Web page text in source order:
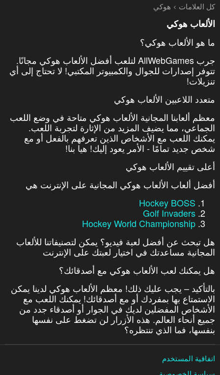
كل العلامات هوكي
الألعاب هوكي
ما هو الألعاب هوكي؟
جرب AllWebGames لتلعب أفضل الألعاب هوكي مجانًا.
تتوفر إصدارات للجوال والكمبيوتر المكتبي! لا تحتاج إلى أي
تنزيلات!
متعدد اللاعبين الألعاب هوكي
معظم ألعابنا المجانية الألعاب هوكي متاحة في وضع اللعب
الجماعي، مما يضيف المزيد من الإثارة لتجربة اللعب.
يمكنك اللعب مع الأشخاص الذين تعرفهم بالفعل أو مع
شخص جديد تمامًا - الأمر يعود إليك! هيا بنا!
أعلى تقييم الألعاب هوكي
أفضل ألعاب الألعاب هوكي المجانية على الإنترنت هي
Hockey BOSS
Golf Invaders
Hockey World Championship
هل تبحث عن أفضل لعبة فيديو؟ يمكن لتصنيفاتنا للألعاب
المجانية مساعدتك في اختيار لعبتك على الإنترنت
هل يمكنك لعب الألعاب هوكي مع أصدقائك؟
بالتأكيد – يجب عليك ذلك! معظم الألعاب هوكي لدينا يمكن
الاستمتاع بها بمفردك أو مع أصدقائك! يمكنك اللعب مع
الأشخاص المفضلين لديك في الجوار أو أصدقاء جدد من
جميع أنحاء العالم. هذه الأزرار لن تضغط على نفسها
بنفسها، فما الذي تنتظره؟
اتفاقية المستخدم